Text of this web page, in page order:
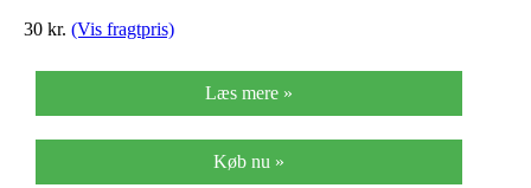
30 kr. (Vis fragtpris)
Læs mere »
Køb nu »